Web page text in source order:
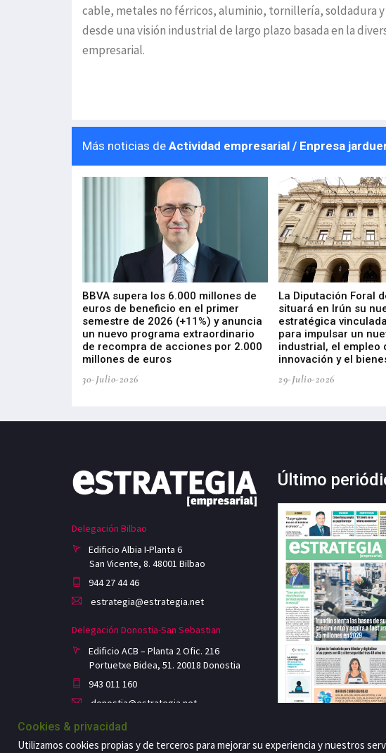
cable, metales no férricos, aluminio, tornillería, soldadura
desde una visión industrial de largo plazo basada en la
empresarial.
Más noticias de Actividad empresarial / Enpresa
BBVA supera los 6.000 millones de
euros de beneficio en el primer
semestre de 2026 (+11%) y anuncia
un nuevo programa extraordinario
de recompra de acciones por 2.000
millones de euros
30-Julio-2026
La Diputación Foral
situará en Irún su
estratégica
para impulsar un
industrial, el empleo
innovación y el
29-Julio-2026
Delegación Bilbao
Edificio Albia I-Planta 6
San Vicente, 8. 48001 Bilbao
944 27 44 46
estrategia@estrategia.net
Delegación Donostia-San Sebastian
Edificio ACB – Planta 2 Ofic. 216
Portuetxe Bidea, 51. 20018 Donostia
943 011 160
donostia@estrategia.net
Último
Cookies & privacidad
Utilizamos cookies propias y de terceros para mejorar su experiencia y nuestros